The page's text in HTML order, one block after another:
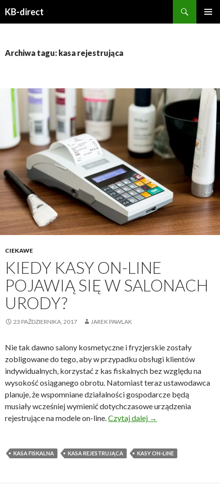
KB-direct
Archiwa tagu: kasa rejestrująca
CIEKAWE
KIEDY KASY ON-LINE
POJAWIĄ SIĘ W SALONACH
URODY?
23 PAŹDZIERNIKA, 2017 JAREK PAWLAK
Nie tak dawno salony kosmetyczne i fryzjerskie zostały
zobligowane do tego, aby w przypadku obsługi klientów
indywidualnych, korzystać z kas fiskalnych bez względu na
wysokość osiąganego obrotu. Natomiast teraz ustawodawca
planuje, że wspomniane działalności gospodarcze będą
musiały wcześniej wymienić dotychczasowe urządzenia
rejestrujące na modele on-line. Czytaj dalej Kiedy kasy on-line
→
KASA FISKALNA KASA REJESTRUJĄCA KASY ON-LINE